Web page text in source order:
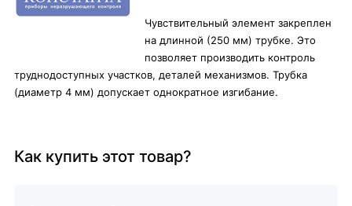
Чувствительный элемент закреплен
на длинной (250 мм) трубке. Это
позволяет производить контроль
труднодоступных участков, деталей механизмов. Трубка
(диаметр 4 мм) допускает однократное изгибание.
Как купить этот товар?